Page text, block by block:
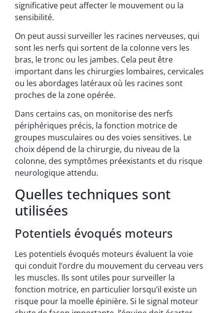
significative peut affecter le mouvement ou la
sensibilité.
On peut aussi surveiller les racines nerveuses, qui
sont les nerfs qui sortent de la colonne vers les
bras, le tronc ou les jambes. Cela peut être
important dans les chirurgies lombaires, cervicales
ou les abordages latéraux où les racines sont
proches de la zone opérée.
Dans certains cas, on monitorise des nerfs
périphériques précis, la fonction motrice de
groupes musculaires ou des voies sensitives. Le
choix dépend de la chirurgie, du niveau de la
colonne, des symptômes préexistants et du risque
neurologique attendu.
Quelles techniques sont
utilisées
Potentiels évoqués moteurs
Les potentiels évoqués moteurs évaluent la voie
qui conduit l’ordre du mouvement du cerveau vers
les muscles. Ils sont utiles pour surveiller la
fonction motrice, en particulier lorsqu’il existe un
risque pour la moelle épinière. Si le signal moteur